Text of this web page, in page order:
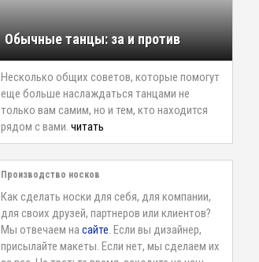
Обычные танцы: за и против
Несколько общих советов, которые помогут
еще больше наслаждаться танцами не
только вам самим, но и тем, кто находится
рядом с вами. читать
Производство носков
Как сделать носки для себя, для компании,
для своих друзей, партнеров или клиентов?
Мы отвечаем на сайте. Если вы дизайнер,
присылайте макеты. Если нет, мы сделаем их